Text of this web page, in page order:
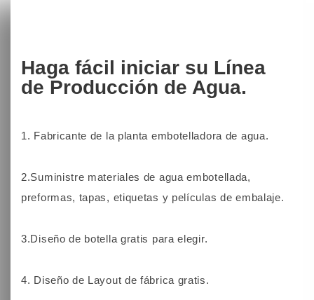
Haga fácil iniciar su Línea
de Producción de Agua.
1. Fabricante de la planta embotelladora de agua.
2.Suministre materiales de agua embotellada,
preformas, tapas, etiquetas y películas de embalaje.
3.Diseño de botella gratis para elegir.
4. Diseño de Layout de fábrica gratis.